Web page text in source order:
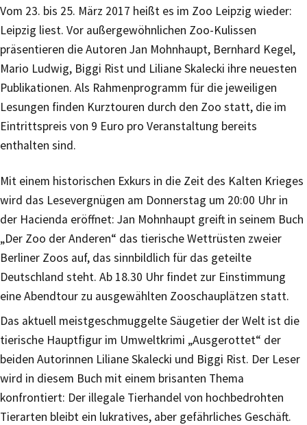
Vom 23. bis 25. März 2017 heißt es im Zoo Leipzig wieder:
Leipzig liest. Vor außergewöhnlichen Zoo-Kulissen
präsentieren die Autoren Jan Mohnhaupt, Bernhard Kegel,
Mario Ludwig, Biggi Rist und Liliane Skalecki ihre neuesten
Publikationen. Als Rahmenprogramm für die jeweiligen
Lesungen finden Kurztouren durch den Zoo statt, die im
Eintrittspreis von 9 Euro pro Veranstaltung bereits
enthalten sind.
Mit einem historischen Exkurs in die Zeit des Kalten Krieges
wird das Lesevergnügen am Donnerstag um 20:00 Uhr in
der Hacienda eröffnet: Jan Mohnhaupt greift in seinem Buch
„Der Zoo der Anderen“ das tierische Wettrüsten zweier
Berliner Zoos auf, das sinnbildlich für das geteilte
Deutschland steht. Ab 18.30 Uhr findet zur Einstimmung
eine Abendtour zu ausgewählten Zooschauplätzen statt.
Das aktuell meistgeschmuggelte Säugetier der Welt ist die
tierische Hauptfigur im Umweltkrimi „Ausgerottet“ der
beiden Autorinnen Liliane Skalecki und Biggi Rist. Der Leser
wird in diesem Buch mit einem brisanten Thema
konfrontiert: Der illegale Tierhandel von hochbedrohten
Tierarten bleibt ein lukratives, aber gefährliches Geschäft.